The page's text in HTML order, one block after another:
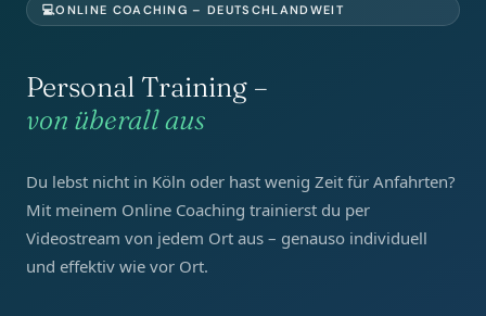
💻ONLINE COACHING – DEUTSCHLANDWEIT
Personal Training –
von überall aus
Du lebst nicht in Köln oder hast wenig Zeit für Anfahrten?
Mit meinem Online Coaching trainierst du per
Videostream von jedem Ort aus – genauso individuell
und effektiv wie vor Ort.